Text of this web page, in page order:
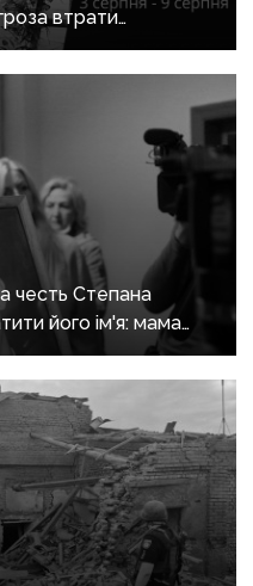
втрати
з Олексієм Юковим:
честь Степана
його ім'я: мама
про рішення влади